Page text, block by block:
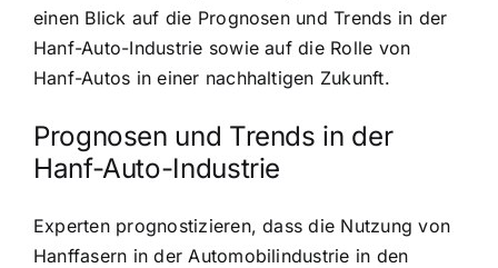
einen Blick auf die Prognosen und Trends in der
Hanf-Auto-Industrie sowie auf die Rolle von
Hanf-Autos in einer nachhaltigen Zukunft.
Prognosen und Trends in der
Hanf-Auto-Industrie
Experten prognostizieren, dass die Nutzung von
Hanffasern in der Automobilindustrie in den